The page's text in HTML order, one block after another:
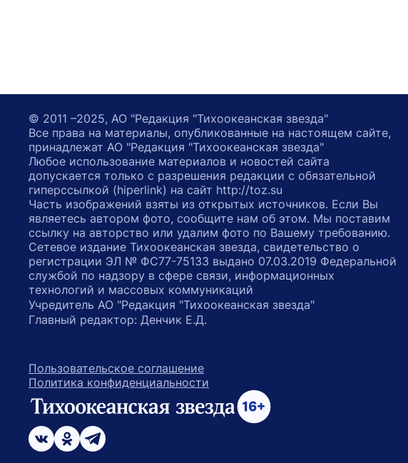
© 2011 –2025, АО "Редакция "Тихоокеанская звезда"
Все права на материалы, опубликованные на настоящем сайте,
принадлежат АО "Редакция "Тихоокеанская звезда"
Любое использование материалов и новостей сайта
допускается только с разрешения редакции с обязательной
гиперссылкой (hiperlink) на сайт http://toz.su
Часть изображений взяты из открытых источников. Если Вы
являетесь автором фото, сообщите нам об этом. Мы поставим
ссылку на авторство или удалим фото по Вашему требованию.
Сетевое издание Тихоокеанская звезда, свидетельство о
регистрации ЭЛ № ФС77-75133 выдано 07.03.2019 Федеральной
службой по надзору в сфере связи, информационных
технологий и массовых коммуникаций
Учредитель АО "Редакция "Тихоокеанская звезда"
Главный редактор: Денчик Е.Д.
Пользовательское соглашение
Политика конфиденциальности
ссылка на главную
возрастное ограничение 16+
ссылка на страницу в Вконтакте
ссылка на страницу в Одноклассниках
ссылка на канал в Телеграмм